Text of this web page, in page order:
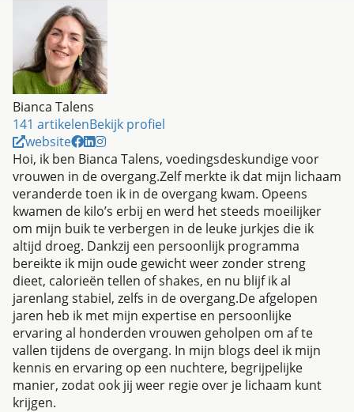
Bianca Talens
141 artikelenBekijk profiel
website
Hoi, ik ben Bianca Talens, voedingsdeskundige voor
vrouwen in de overgang.Zelf merkte ik dat mijn lichaam
veranderde toen ik in de overgang kwam. Opeens
kwamen de kilo’s erbij en werd het steeds moeilijker
om mijn buik te verbergen in de leuke jurkjes die ik
altijd droeg. Dankzij een persoonlijk programma
bereikte ik mijn oude gewicht weer zonder streng
dieet, calorieën tellen of shakes, en nu blijf ik al
jarenlang stabiel, zelfs in de overgang.De afgelopen
jaren heb ik met mijn expertise en persoonlijke
ervaring al honderden vrouwen geholpen om af te
vallen tijdens de overgang. In mijn blogs deel ik mijn
kennis en ervaring op een nuchtere, begrijpelijke
manier, zodat ook jij weer regie over je lichaam kunt
krijgen.